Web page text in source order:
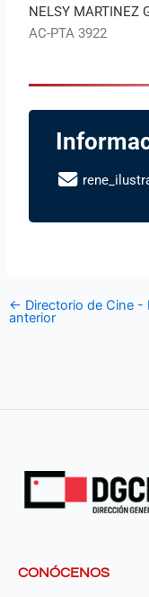
NELSY MARTINEZ
AC-PTA 3922
← Directorio de Cine -
anterior
CONÓCENOS